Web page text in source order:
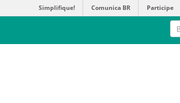
Simplifique! Comunica BR Participe